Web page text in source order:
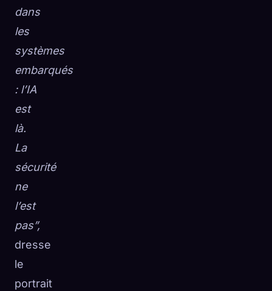
dans
les
systèmes
embarqués
: l’IA
est
là.
La
sécurité
ne
l’est
pas”,
dresse
le
portrait